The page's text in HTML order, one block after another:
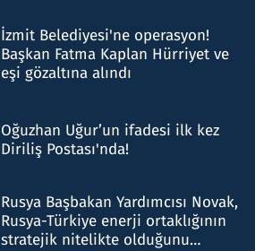
İzmit Belediyesi'ne operasyon!
Başkan Fatma Kaplan Hürriyet ve
eşi gözaltına alındı
Oğuzhan Uğur’un ifadesi ilk kez
Diriliş Postası'nda!
Rusya Başbakan Yardımcısı Novak,
Rusya-Türkiye enerji ortaklığının
stratejik nitelikte olduğunu